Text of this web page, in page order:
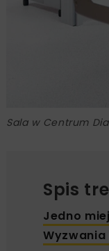
Sala w Centrum
Spis
Jedno